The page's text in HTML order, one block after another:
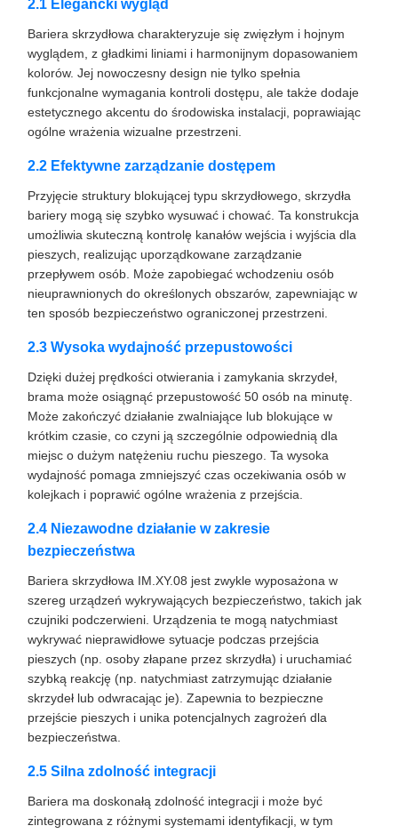
2.1 Elegancki wygląd
Bariera skrzydłowa charakteryzuje się zwięzłym i hojnym
wyglądem, z gładkimi liniami i harmonijnym dopasowaniem
kolorów. Jej nowoczesny design nie tylko spełnia
funkcjonalne wymagania kontroli dostępu, ale także dodaje
estetycznego akcentu do środowiska instalacji, poprawiając
ogólne wrażenia wizualne przestrzeni.
2.2 Efektywne zarządzanie dostępem
Przyjęcie struktury blokującej typu skrzydłowego, skrzydła
bariery mogą się szybko wysuwać i chować. Ta konstrukcja
umożliwia skuteczną kontrolę kanałów wejścia i wyjścia dla
pieszych, realizując uporządkowane zarządzanie
przepływem osób. Może zapobiegać wchodzeniu osób
nieuprawnionych do określonych obszarów, zapewniając w
ten sposób bezpieczeństwo ograniczonej przestrzeni.
2.3 Wysoka wydajność przepustowości
Dzięki dużej prędkości otwierania i zamykania skrzydeł,
brama może osiągnąć przepustowość 50 osób na minutę.
Może zakończyć działanie zwalniające lub blokujące w
krótkim czasie, co czyni ją szczególnie odpowiednią dla
miejsc o dużym natężeniu ruchu pieszego. Ta wysoka
wydajność pomaga zmniejszyć czas oczekiwania osób w
kolejkach i poprawić ogólne wrażenia z przejścia.
2.4 Niezawodne działanie w zakresie
bezpieczeństwa
Bariera skrzydłowa IM.XY.08 jest zwykle wyposażona w
szereg urządzeń wykrywających bezpieczeństwo, takich jak
czujniki podczerwieni. Urządzenia te mogą natychmiast
wykrywać nieprawidłowe sytuacje podczas przejścia
pieszych (np. osoby złapane przez skrzydła) i uruchamiać
szybką reakcję (np. natychmiast zatrzymując działanie
skrzydeł lub odwracając je). Zapewnia to bezpieczne
przejście pieszych i unika potencjalnych zagrożeń dla
bezpieczeństwa.
2.5 Silna zdolność integracji
Bariera ma doskonałą zdolność integracji i może być
zintegrowana z różnymi systemami identyfikacji, w tym